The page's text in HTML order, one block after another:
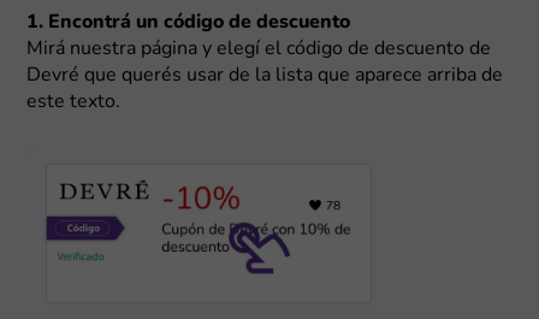
1. Encontrá un código de descuento
Mirá nuestra página y elegí el código de descuento de
Devré que querés usar de la lista que aparece arriba de
este texto.